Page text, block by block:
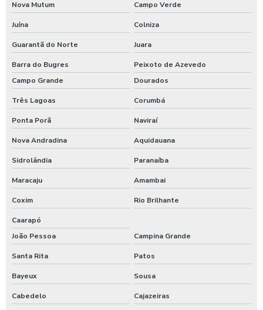
Nova Mutum Campo Verde
Juína Colniza
Guarantã do Norte Juara
Barra do Bugres
Peixoto de Azevedo
Campo Grande
Dourados
Três Lagoas Corumbá
Ponta Porã Naviraí
Nova Andradina Aquidauana
Sidrolândia Paranaíba
Maracaju Amambai
Coxim Rio Brilhante
Caarapó
João Pessoa
Campina Grande
Santa Rita Patos
Bayeux Sousa
Cabedelo Cajazeiras